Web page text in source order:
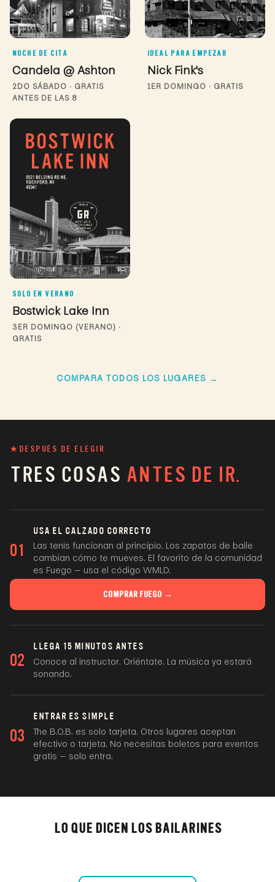
NOCHE DE CITA
Candela @ Ashton
2DO SÁBADO · GRATIS
ANTES DE LAS 8
IDEAL PARA EMPEZAR
Nick Fink's
1ER DOMINGO · GRATIS
SOLO EN VERANO
Bostwick Lake Inn
3ER DOMINGO (VERANO) ·
GRATIS
COMPARA TODOS LOS LUGARES →
★ DESPUÉS DE ELEGIR
TRES COSAS ANTES DE IR.
01
USA EL CALZADO CORRECTO
Las tenis funcionan al principio. Los zapatos de baile
cambian cómo te mueves. El favorito de la comunidad
es Fuego — usa el código WMLD.
COMPRAR FUEGO →
02
LLEGA 15 MINUTOS ANTES
Conoce al instructor. Oriéntate. La música ya estará
sonando.
03
ENTRAR ES SIMPLE
The B.O.B. es solo tarjeta. Otros lugares aceptan
efectivo o tarjeta. No necesitas boletos para eventos
gratis — solo entra.
LO QUE DICEN LOS BAILARINES